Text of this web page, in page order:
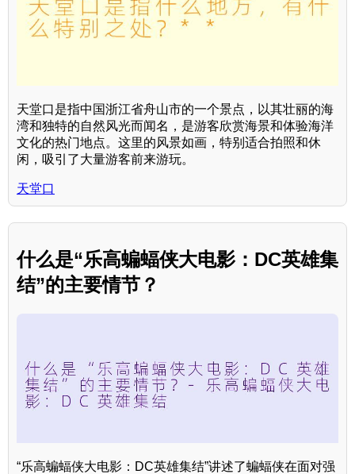
天堂口是指中国浙江省舟山市的一个景点，以其壮丽的海
湾和独特的自然风光而闻名，是游客欣赏海景和体验海洋
文化的热门地点。这里的风景如画，特别适合拍照和休
闲，吸引了大量游客前来游玩。
天堂口
什么是“乐高蝙蝠侠大电影：DC英雄集
结”的主要情节？
“乐高蝙蝠侠大电影：DC英雄集结”讲述了蝙蝠侠在面对强